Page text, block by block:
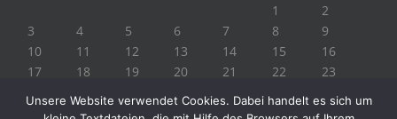
1
2
3
4 5 6 7 8
9
10
11 12 13 14 15
16
17
18 19 20 21 22
23
24
25 27 28
Unsere Website verwendet Cookies. Dabei handelt es sich um